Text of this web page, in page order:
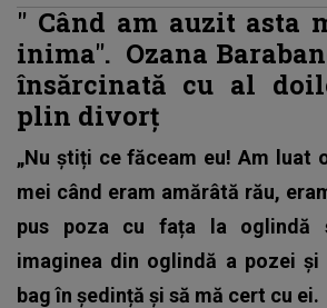
" Când am auzit asta
inima". Ozana
însărcinată cu al
plin divorț
„Nu știți ce făceam eu! Am luat
mei când eram amărâtă rău,
pus poza cu fața la oglindă
imaginea din oglindă a pozei
bag în ședință și să mă cert cu ei.